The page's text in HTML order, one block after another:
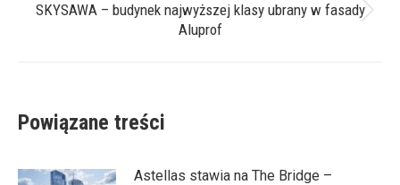
Następny
wpis:
SKYSAWA – budynek najwyższej klasy ubrany w fasady
Aluprof
Powiązane treści
Astellas stawia na The Bridge –